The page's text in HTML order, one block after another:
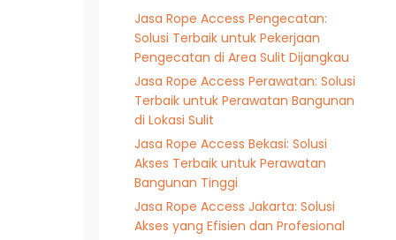
Jasa Rope Access Pengecatan:
Solusi Terbaik untuk Pekerjaan
Pengecatan di Area Sulit Dijangkau
Jasa Rope Access Perawatan: Solusi
Terbaik untuk Perawatan Bangunan
di Lokasi Sulit
Jasa Rope Access Bekasi: Solusi
Akses Terbaik untuk Perawatan
Bangunan Tinggi
Jasa Rope Access Jakarta: Solusi
Akses yang Efisien dan Profesional